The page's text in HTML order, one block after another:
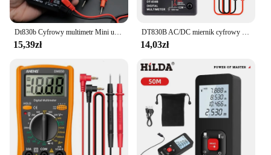
Dt830b Cyfrowy multimetr Mini uniwersalny ręczny multimetr przyrząd elektryczny
15,39zł
DT830B AC/DC miernik cyfrowy multimetr prądu LCD 750/1000V woltomierz amperomierz miernik rezystancji wysokie bezpieczeństwo ręczny miernik cyfrowy multimetr
14,03zł